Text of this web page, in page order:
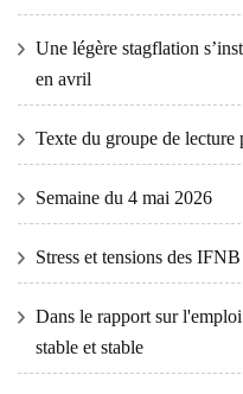
Une légère stagflation
en avril
Texte du groupe de lecture
Semaine du 4 mai 2026
Stress et tensions des
Dans le rapport sur
stable et stable